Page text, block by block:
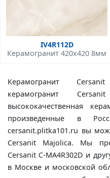
IV4R112D
Керамогранит 420x420 8мм
Керамогранит
керамогранит
высококачественная
произведенные в
cersanit.plitka101.ru вы
Cersanit Majolica. Мы
Cersanit C-MA4R302D и
в Москве и московской